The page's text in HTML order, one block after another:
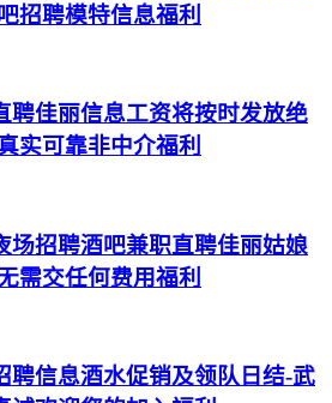
招聘模特信息福利
聘佳丽信息工资将按时发放绝
实可靠非中介福利
场招聘酒吧兼职直聘佳丽姑娘
需交任何费用福利
聘信息酒水促销及领队日结-武